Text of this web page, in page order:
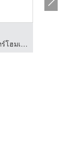
ร้านวัสดุก่อสร้าง กรุงเทพ - วงศ์นรินทร์โฮมเอ็กซ์เพลส